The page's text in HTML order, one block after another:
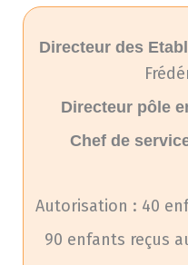
Directeur des
Directeur pôle
Chef de
Autorisation : 40
90 enfants reçus